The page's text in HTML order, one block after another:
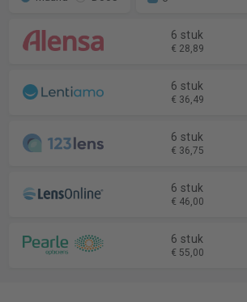
6 stuk
€ 28,89
6 stuk
€ 36,49
6 stuk
€ 36,75
6 stuk
€ 46,00
6 stuk
€ 55,00